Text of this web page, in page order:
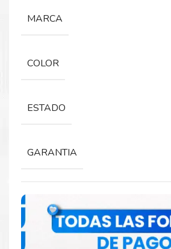
M632, M633, M607, M608,
MARCA
COLOR
ESTADO
GARANTIA